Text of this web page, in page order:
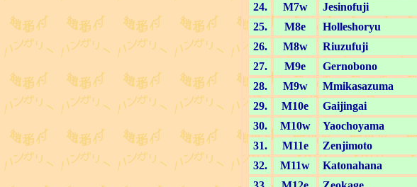
24.
M7w Jesinofuji
25.
M8e Holleshoryu
26.
M8w Riuzufuji
27.
M9e Gernobono
28.
M9w Mmikasazuma
29.
M10e Gaijingai
30.
M10w Yaochoyama
31.
M11e Zenjimoto
32.
M11w Katonahana